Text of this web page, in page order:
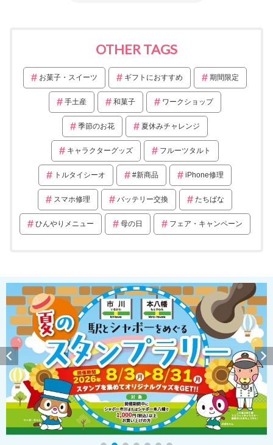
OTHER TAGS
お菓子・スイーツ ギフトにおすすめ 期間限定
手土産 和菓子 ワークショップ
季節のお花 夏休みチャレンジ
キャラクターグッズ フルーツタルト
トルタイシーオ #新商品 iPhone修理
スマホ修理 バッテリー交換 たちばな
ひんやりメニュー 母の日 フェア・キャンペーン